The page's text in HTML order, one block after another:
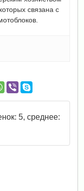
связана с
5, среднее: